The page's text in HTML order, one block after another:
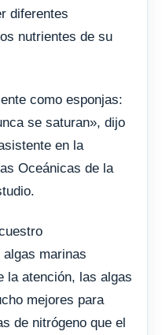
diferentes
nutrientes de su
como esponjas:
se saturan», dijo
en la
Oceánicas de la
marinas
la atención, las algas
mejores para
de nitrógeno que el